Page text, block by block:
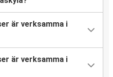
är verksamma i
är verksamma i